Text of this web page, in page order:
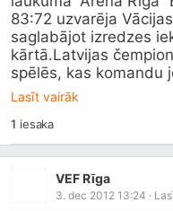
83:72 uzvarēja
saglabājot izredzes
kārtā.Latvijas
spēlēs, kas komandu
Lasīt vairāk
1 iesaka
VEF Rīga
3. dec 2012 13:24 ·